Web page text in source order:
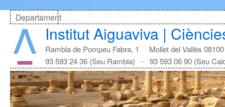
Departament
Institut Aiguaviva |
Rambla de Pompeu Fabra, 1 Mollet del Vallès 08100
93 593 24 36 (Seu Rambla) - 93 593 06 90 (Seu